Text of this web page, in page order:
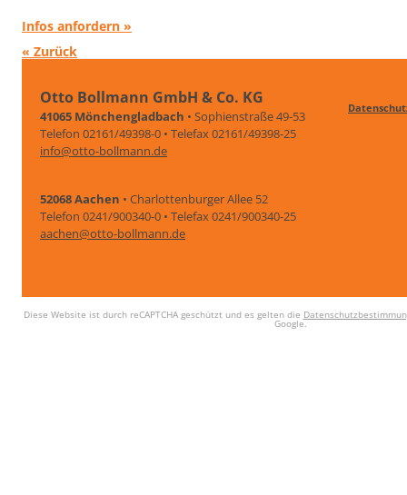
Infos anfordern »
« Zurück
Otto Bollmann GmbH & Co. KG
41065 Mönchengladbach • Sophienstraße 49-53
Telefon 02161/49398-0 • Telefax 02161/49398-25
info@otto-bollmann.de
52068 Aachen • Charlottenburger Allee 52
Telefon 0241/900340-0 • Telefax 0241/900340-25
aachen@otto-bollmann.de
Diese Website ist durch reCAPTCHA geschützt und es gelten die
Google.